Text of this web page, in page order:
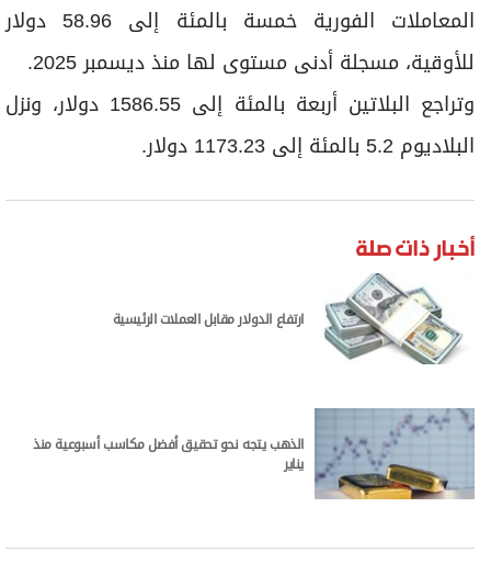
المعاملات الفورية خمسة بالمئة إلى 58.96 دولار
للأوقية، مسجلة أدنى مستوى لها منذ ديسمبر 2025.
وتراجع البلاتين أربعة بالمئة إلى 1586.55 دولار، ونزل
البلاديوم 5.2 بالمئة إلى 1173.23 دولار.
أخبار ذات صلة
ارتفاع الدولار مقابل العملات الرئيسية
الذهب يتجه نحو تحقيق أفضل مكاسب أسبوعية منذ
يناير